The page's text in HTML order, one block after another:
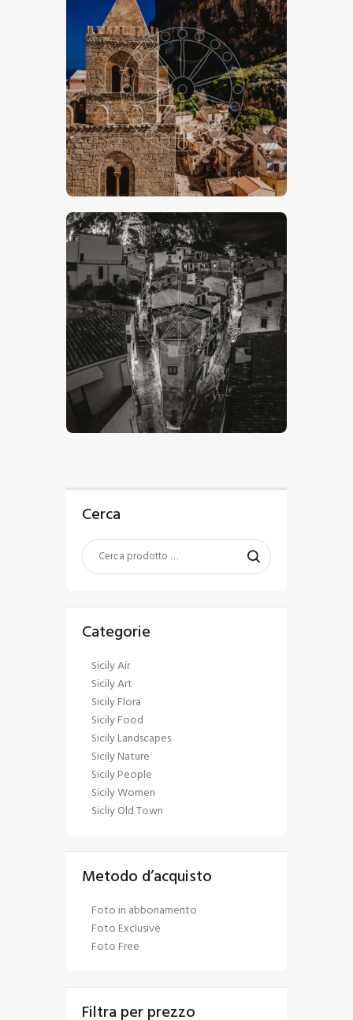
€15.00 - €24.00
15.00- €24.00
Cerca
Categorie
Sicily Air
Sicily Art
Sicily Flora
Sicily Food
Sicily Landscapes
Sicily Nature
Sicily People
Sicily Women
Sicliy Old Town
Metodo d’acquisto
Foto in abbonamento
Foto Exclusive
Foto Free
Filtra per prezzo